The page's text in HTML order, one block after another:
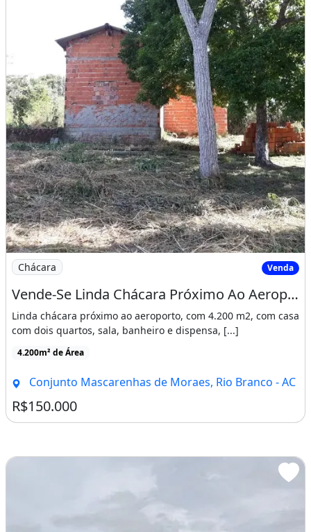
Imagem: Vende-Se Linda Chácara Próximo Ao Aeroporto
Chácara Venda
Vende-Se Linda Chácara Próximo Ao Aeroporto
Linda chácara próximo ao aeroporto, com 4.200 m2, com casa
com dois quartos, sala, banheiro e dispensa, [...]
4.200m² de Área
Conjunto Mascarenhas de Moraes, Rio Branco - AC
R$150.000